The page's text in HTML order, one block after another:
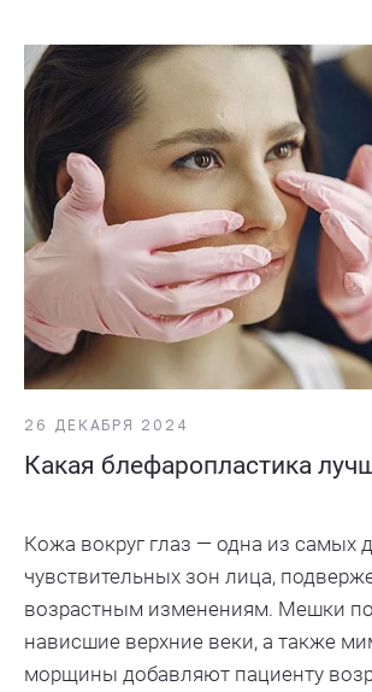
26 ДЕКАБРЯ 2024
Какая блефаропластика
Кожа вокруг глаз — одна из самых
чувствительных зон лица,
возрастным изменениям. Мешки
нависшие верхние веки, а также
морщины добавляют пациенту